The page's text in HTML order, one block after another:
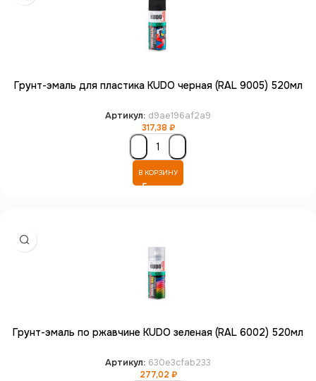
Грунт-эмаль для пластика KUDO черная (RAL 9005) 520мл
Артикул: d9ae196af2a9
317,38 ₽
В КОРЗИНУ
Грунт-эмаль по ржавчине KUDO зеленая (RAL 6002) 520мл
Артикул: 630e3cfab233
277,02₽